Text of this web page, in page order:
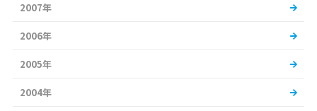
2007年
2006年
2005年
2004年